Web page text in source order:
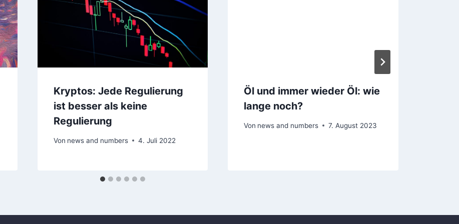
Kryptos: Jede Regulierung
ist besser als keine
Regulierung
Von news and numbers 4. Juli 2022
Öl und immer wieder Öl: wie
lange noch?
Von news and numbers 7. August 2023